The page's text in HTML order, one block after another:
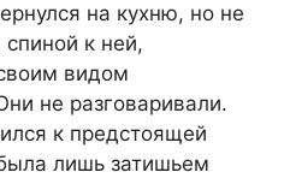
на кухню, но не
к ней,
видом
не разговаривали.
к предстоящей
лишь затишьем